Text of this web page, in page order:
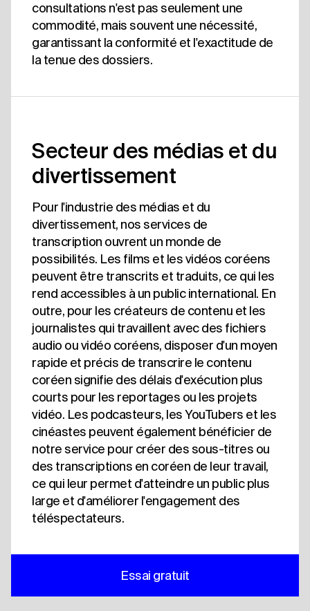
consultations n'est pas seulement une
commodité, mais souvent une nécessité,
garantissant la conformité et l'exactitude de
la tenue des dossiers.
Secteur des médias et du
divertissement
Pour l'industrie des médias et du
divertissement, nos services de
transcription ouvrent un monde de
possibilités. Les films et les vidéos coréens
peuvent être transcrits et traduits, ce qui les
rend accessibles à un public international. En
outre, pour les créateurs de contenu et les
journalistes qui travaillent avec des fichiers
audio ou vidéo coréens, disposer d'un moyen
rapide et précis de transcrire le contenu
coréen signifie des délais d'exécution plus
courts pour les reportages ou les projets
vidéo. Les podcasteurs, les YouTubers et les
cinéastes peuvent également bénéficier de
notre service pour créer des sous-titres ou
des transcriptions en coréen de leur travail,
ce qui leur permet d'atteindre un public plus
large et d'améliorer l'engagement des
téléspectateurs.
Essai gratuit